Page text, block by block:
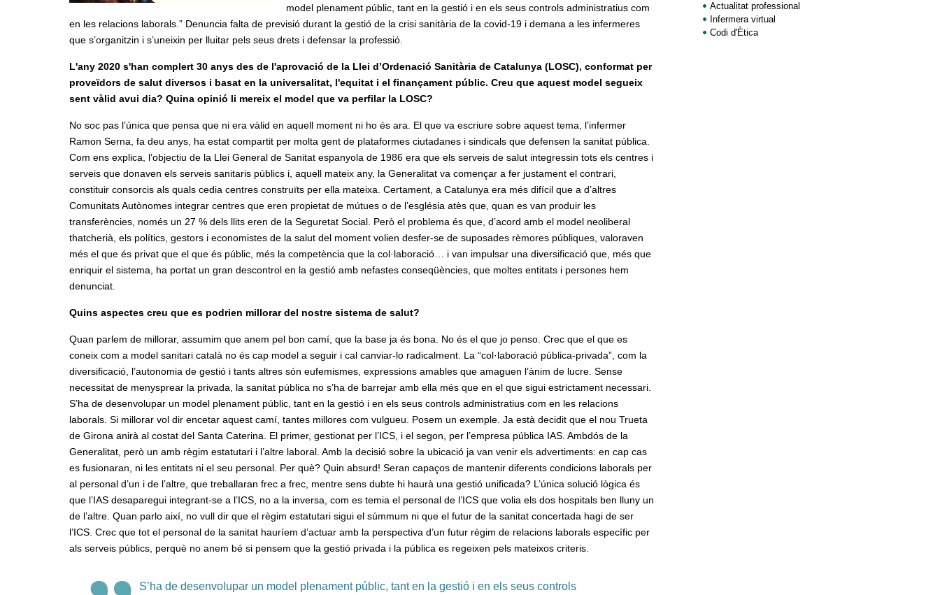
model plenament públic, tant en la gestió i en els seus controls administratius com
en les relacions laborals.” Denuncia falta de previsió durant la gestió de la crisi sanitària de la covid-19 i demana a les infermeres
que s’organitzin i s’uneixin per lluitar pels seus drets i defensar la professió.
L'any 2020 s'han complert 30 anys des de l'aprovació de la Llei d’Ordenació Sanitària de Catalunya (LOSC), conformat per
proveïdors de salut diversos i basat en la universalitat, l'equitat i el finançament públic. Creu que aquest model segueix
sent vàlid avui dia? Quina opinió li mereix el model que va perfilar la LOSC?
No soc pas l’única que pensa que ni era vàlid en aquell moment ni ho és ara. El que va escriure sobre aquest tema, l’infermer
Ramon Serna, fa deu anys, ha estat compartit per molta gent de plataformes ciutadanes i sindicals que defensen la sanitat pública.
Com ens explica, l’objectiu de la Llei General de Sanitat espanyola de 1986 era que els serveis de salut integressin tots els centres i
serveis que donaven els serveis sanitaris públics i, aquell mateix any, la Generalitat va començar a fer justament el contrari,
constituir consorcis als quals cedia centres construïts per ella mateixa. Certament, a Catalunya era més difícil que a d’altres
Comunitats Autònomes integrar centres que eren propietat de mútues o de l’església atès que, quan es van produir les
transferències, només un 27 % dels llits eren de la Seguretat Social. Però el problema és que, d’acord amb el model neoliberal
thatcherià, els polítics, gestors i economistes de la salut del moment volien desfer-se de suposades rèmores públiques, valoraven
més el que és privat que el que és públic, més la competència que la col·laboració… i van impulsar una diversificació que, més que
enriquir el sistema, ha portat un gran descontrol en la gestió amb nefastes conseqüències, que moltes entitats i persones hem
denunciat.
Quins aspectes creu que es podrien millorar del nostre sistema de salut?
Quan parlem de millorar, assumim que anem pel bon camí, que la base ja és bona. No és el que jo penso. Crec que el que es
coneix com a model sanitari català no és cap model a seguir i cal canviar-lo radicalment. La “col·laboració pública-privada”, com la
diversificació, l’autonomia de gestió i tants altres són eufemismes, expressions amables que amaguen l’ànim de lucre. Sense
necessitat de menysprear la privada, la sanitat pública no s’ha de barrejar amb ella més que en el que sigui estrictament necessari.
S’ha de desenvolupar un model plenament públic, tant en la gestió i en els seus controls administratius com en les relacions
laborals. Si millorar vol dir encetar aquest camí, tantes millores com vulgueu. Posem un exemple. Ja està decidit que el nou Trueta
de Girona anirà al costat del Santa Caterina. El primer, gestionat per l’ICS, i el segon, per l’empresa pública IAS. Ambdós de la
Generalitat, però un amb règim estatutari i l’altre laboral. Amb la decisió sobre la ubicació ja van venir els advertiments: en cap cas
es fusionaran, ni les entitats ni el seu personal. Per què? Quin absurd! Seran capaços de mantenir diferents condicions laborals per
al personal d’un i de l’altre, que treballaran frec a frec, mentre sens dubte hi haurà una gestió unificada? L’única solució lògica és
que l’IAS desaparegui integrant-se a l’ICS, no a la inversa, com es temia el personal de l’ICS que volia els dos hospitals ben lluny un
de l’altre. Quan parlo així, no vull dir que el règim estatutari sigui el súmmum ni que el futur de la sanitat concertada hagi de ser
l’ICS. Crec que tot el personal de la sanitat hauríem d’actuar amb la perspectiva d’un futur règim de relacions laborals específic per
als serveis públics, perquè no anem bé si pensem que la gestió privada i la pública es regeixen pels mateixos criteris.
S’ha de desenvolupar un model plenament públic, tant en la gestió i en els seus controls
Actualitat professional
Infermera virtual
Codi d'Ètica